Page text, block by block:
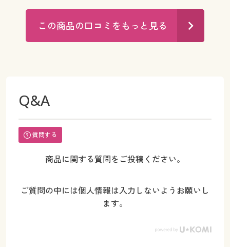
この商品の口コミをもっと見る
Q&A
質問する
商品に関する質問をご投稿ください。
ご質問の中には個人情報は入力しないようお願いし
ます。